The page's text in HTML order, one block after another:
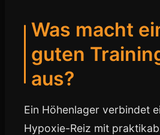
Was macht
guten
aus?
Ein Höhenlager verbindet
Hypoxie-Reiz mit